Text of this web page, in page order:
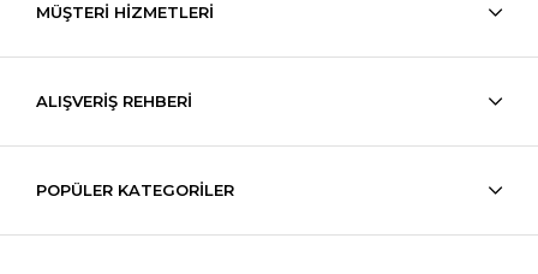
MÜŞTERİ HİZMETLERİ
ALIŞVERİŞ REHBERİ
POPÜLER KATEGORİLER